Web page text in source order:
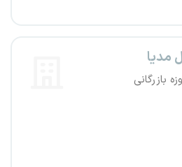
مدیا
بازرگانی